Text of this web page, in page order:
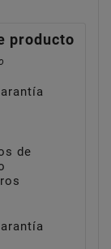
producto
de